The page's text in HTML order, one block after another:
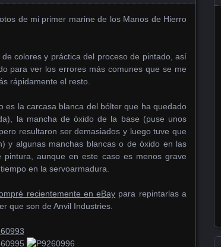
de mi primer marine de los Manos de Hierro
colores y práctica del proceso de pintado, así
para ver los errores más comunes que se me
rápidamente el resto.
es la carcasa blanca del bólter que ha quedado
la mancha de óxido de la base (puse unos
resultaron ser demasiados y luego tuve que
y algunas manchas blancas o de óxido en las
aunque en este caso es menos grave
en la servoarmadura.
recientemente en eBay para repintarlas a
que son de Anvil Industries.